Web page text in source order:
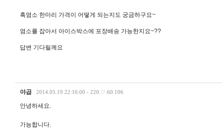
흑염소 한마리 가격이 어떻게 되는지도 궁금하구요~
염소를 잡아서 아이스박스에 포장배송 가능한지요~??
답변 기다릴께요
야곱 2014.05.19 22:16:00 - 220.♡.60.106
안녕하세요.
가능합니다.